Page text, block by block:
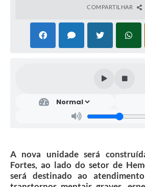
COMPARTILHAR
A nova unidade será
Fortes, ao lado do setor de
será destinado ao